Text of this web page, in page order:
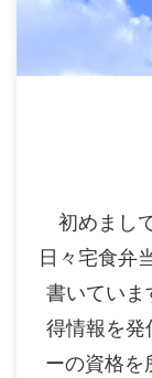
初めまし
日々宅食弁
書いていま
得情報を発
ーの資格を